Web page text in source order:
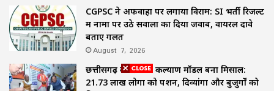
CGPSC ने अफवाहों पर लगाया विराम: SI भर्ती रिजल्ट
में नामों पर उठे सवालों का दिया जवाब, वायरल दावे
बताए गलत
August 7, 2026
छत्तीसगढ़ का समाज कल्याण मॉडल बना मिसाल:
21.73 लाख लोगों को पेंशन, दिव्यांगों और बुजुर्गों को